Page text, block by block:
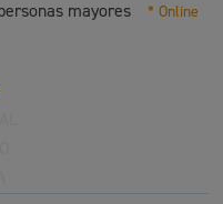
mayores
* Online